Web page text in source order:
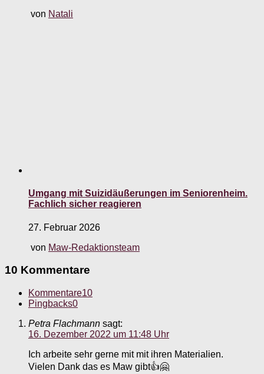
von Natali
Umgang mit Suizidäußerungen im Seniorenheim.
Fachlich sicher reagieren
27. Februar 2026
von Maw-Redaktionsteam
10 Kommentare
Kommentare10
Pingbacks0
Petra Flachmann sagt:
16. Dezember 2022 um 11:48 Uhr
Ich arbeite sehr gerne mit mit ihren Materialien.
Vielen Dank das es Maw gibt👍🤗